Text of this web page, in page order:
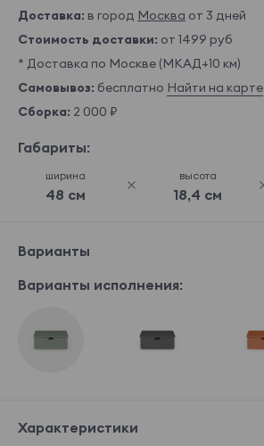
Доставка: в город Москва от 3 дней
Стоимость доставки: от 1499 руб
* Доставка по Москве (МКАД+10 км)
Самовывоз: бесплатно Найти на карте
Сборка: 2 000 ₽
Габариты:
ширина
48 см
высота
18,4 см
Варианты
Варианты исполнения:
Характеристики